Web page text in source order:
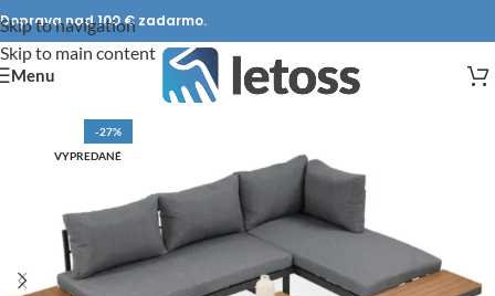
Skip to navigation
Skip to main content
Doprava nad 100 € zadarmo.
Menu
-27%
VYPREDANÉ